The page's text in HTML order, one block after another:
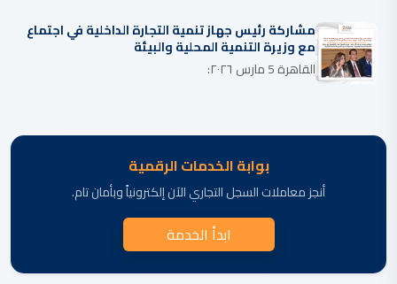
مشاركة رئيس جهاز تنمية التجارة الداخلية في اجتماع
مع وزيرة التنمية المحلية والبيئة
القاهرة 5 مارس ٢٠٢٦:
بوابة الخدمات الرقمية
أنجز معاملات السجل التجاري الآن إلكترونياً وبأمان تام.
ابدأ الخدمة